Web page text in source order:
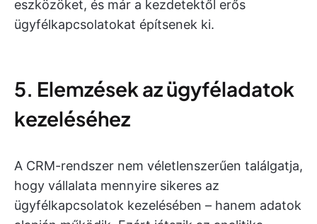
eszközöket, és már a kezdetektől erős
ügyfélkapcsolatokat építsenek ki.
5. Elemzések az ügyféladatok
kezeléséhez
A CRM-rendszer nem véletlenszerűen találgatja,
hogy vállalata mennyire sikeres az
ügyfélkapcsolatok kezelésében – hanem adatok